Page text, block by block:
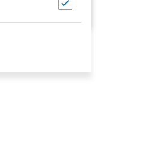
5 kirjet